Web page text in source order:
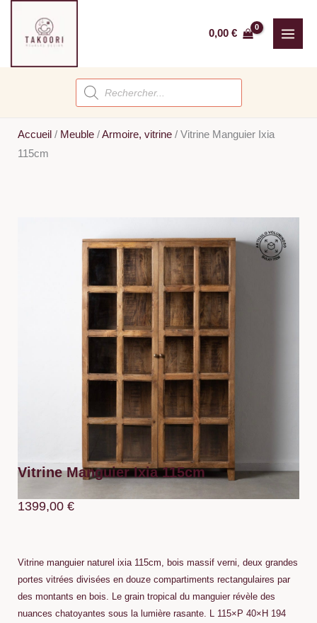
contenu
0,00 €
Recherche
de
produits
Accueil / Meuble /Armoire, vitrine / Vitrine Manguier Ixia
115cm
Vitrine Manguier Ixia 115cm
1399,00 €
Vitrine manguier naturel ixia 115cm, bois massif verni, deux grandes
portes vitrées divisées en douze compartiments rectangulaires par
des montants en bois. Le grain tropical du manguier révèle des
nuances chatoyantes sous la lumière rasante. L 115×P 40×H 194